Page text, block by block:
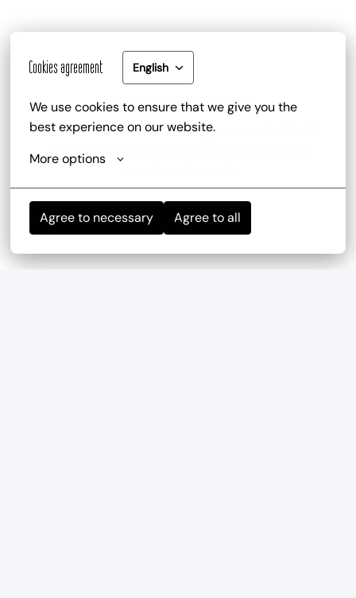
Cookies agreement English
We use cookies to ensure that we give you the
best experience on our website.
More options
Agree to necessary Agree to all
Gute Bezahlung und Mitarbeiterrabatt
zu deinem attraktiven Gehalt gib es zusätzlich die
Trinkgeldbeteiligung, Mitarbeiterrabatte und